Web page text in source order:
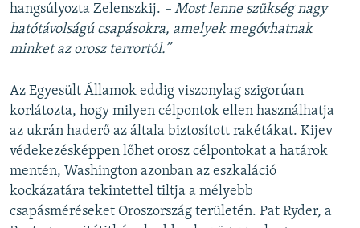
720p 1080p
720p
hangsúlyozta Zelenszkij. – Most lenne szükség nagy
hatótávolságú csapásokra, amelyek megóvhatnak
minket az orosz terrortól.”
Az Egyesült Államok eddig viszonylag szigorúan
korlátozta, hogy milyen célpontok ellen használhatja
az ukrán haderő az általa biztosított rakétákat. Kijev
védekezésképpen lőhet orosz célpontokat a határok
mentén, Washington azonban az eszkaláció
kockázatára tekintettel tiltja a mélyebb
csapásméréseket Oroszország területén. Pat Ryder, a